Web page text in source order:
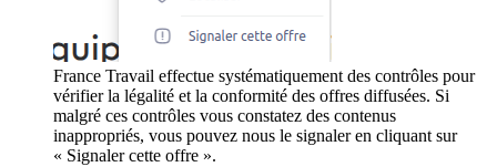
France Travail effectue systématiquement des contrôles pour
vérifier la légalité et la conformité des offres diffusées. Si
malgré ces contrôles vous constatez des contenus
inappropriés, vous pouvez nous le signaler en cliquant sur
« Signaler cette offre ».